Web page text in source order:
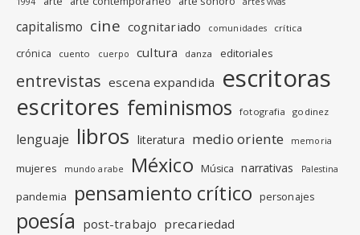
capitalismo cine cognitariado comunidades crítica
crónica cuento cuerpo cultura danza editoriales
entrevistas escena expandida escritoras
escritores feminismos fotografia godinez
lenguaje libros literatura medio oriente memoria
mujeres mundo arabe México Música narrativas Palestina
pandemia pensamiento crítico personajes
poesía post-trabajo precariedad